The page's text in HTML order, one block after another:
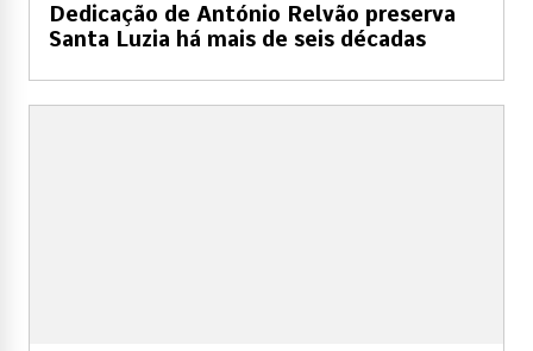
Dedicação de António Relvão preserva
Santa Luzia há mais de seis décadas